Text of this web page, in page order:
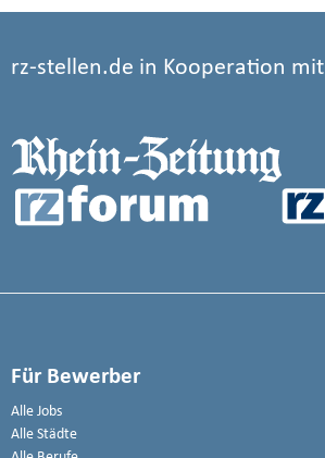
rz-stellen.de in Kooperation mit
Für Bewerber
Alle Jobs
Alle Städte